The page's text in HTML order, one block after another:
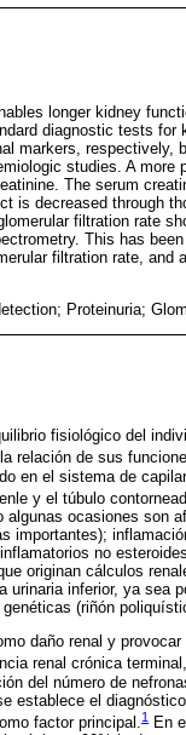
longer kidney
diagnostic tests
markers,
studies. A
The serum
is decreased through
filtration rate
This has
filtration rate, and
Proteinuria;
fisiológico del
relación de sus
en el sistema de
y el túbulo
ocasiones son
importantes);
no
originan cálculos
urinaria inferior, ya sea
(riñón
daño renal y
renal crónica
del número de
establece el
factor principal.1 En el